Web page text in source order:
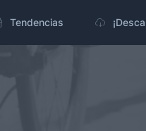
Tendencias